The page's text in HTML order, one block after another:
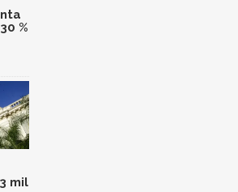
%
mil